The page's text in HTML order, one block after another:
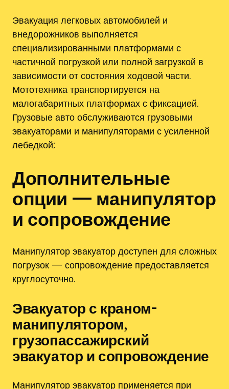
Эвакуация легковых автомобилей и
внедорожников выполняется
специализированными платформами с
частичной погрузкой или полной загрузкой в
зависимости от состояния ходовой части.
Мототехника транспортируется на
малогабаритных платформах с фиксацией.
Грузовые авто обслуживаются грузовыми
эвакуаторами и манипуляторами с усиленной
лебедкой;
Дополнительные
опции — манипулятор
и сопровождение
Манипулятор эвакуатор доступен для сложных
погрузок — сопровождение предоставляется
круглосуточно.
Эвакуатор с краном-
манипулятором‚
грузопассажирский
эвакуатор и сопровождение
Манипулятор эвакуатор применяется при